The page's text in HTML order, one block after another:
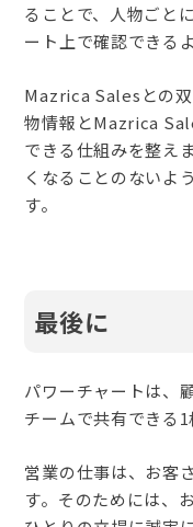
ることで、人物ごと
ート上で確認できる
Mazrica Salesとの
物情報とMazrica
できる仕組みを整え
くなることのないよ
す。
最後に
パワーチャートは、
チームで共有できる1
営業の仕事は、お客
す。そのためには、